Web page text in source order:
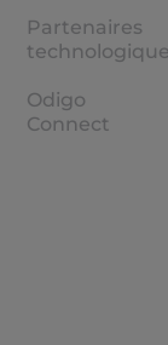
Partenaires
Odigo
Connect